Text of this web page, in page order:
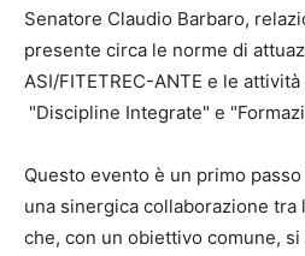
Senatore Claudio Barbaro,
presente circa le norme di
ASI/FITETREC-ANTE e le
"Discipline Integrate" e
Questo evento è un primo
una sinergica collaborazione tra
che, con un obiettivo comune,